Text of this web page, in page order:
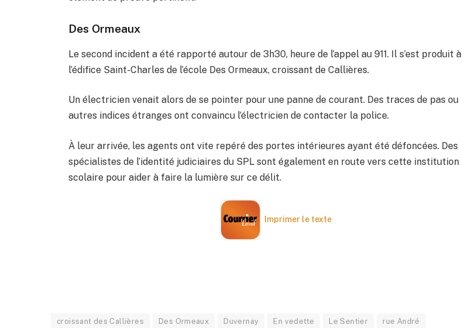
Des Ormeaux
Le second incident a été rapporté autour de 3h30, heure de l’appel au 911. Il s’est produit à
l’édifice Saint-Charles de l’école Des Ormeaux, croissant de Callières.
Un électricien venait alors de se pointer pour une panne de courant. Des traces de pas ou
autres indices étranges ont convaincu l’électricien de contacter la police.
À leur arrivée, les agents ont vite repéré des portes intérieures ayant été défoncées. Des
spécialistes de l’identité judiciaires du SPL sont également en route vers cette institution
scolaire pour aider à faire la lumière sur ce délit.
Imprimer le texte
croissant des Callières Des Ormeaux Duvernay En vedette Le Sentier rue André